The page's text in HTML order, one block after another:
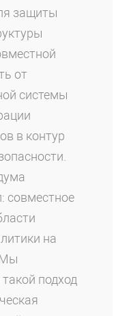
защиты
от
системы
в контур
совместное
на
Мы
подход